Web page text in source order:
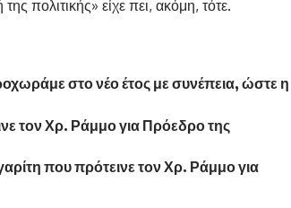
πολιτικής» είχε πει, ακόμη, τότε.
στο νέο έτος με συνέπεια, ώστε η
τον Χρ. Ράμμο για Πρόεδρο της
που πρότεινε τον Χρ. Ράμμο για